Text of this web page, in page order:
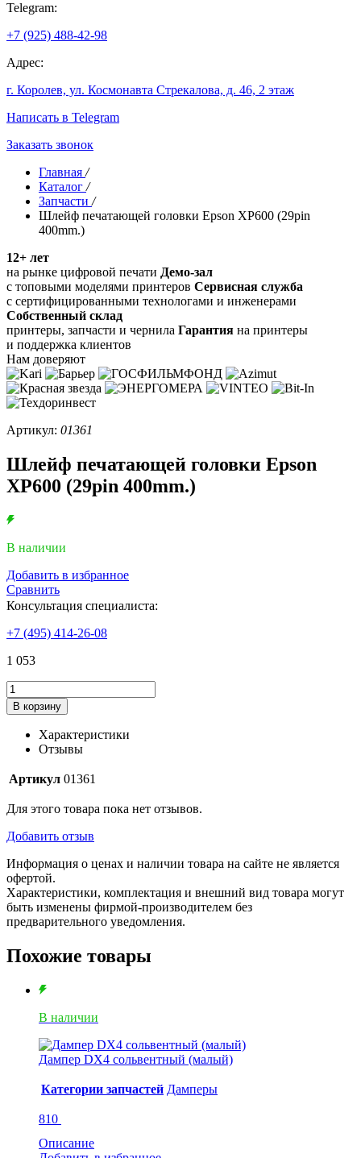
Telegram:
+7 (925) 488-42-98
Адрес:
г. Королев, ул. Космонавта Стрекалова, д. 46, 2 этаж
Написать в Telegram
Заказать звонок
Главная /
Каталог /
Запчасти /
Шлейф печатающей головки Epson XP600 (29pin
400mm.)
12+ лет
на рынке цифровой печати Демо-зал
с топовыми моделями принтеров Сервисная служба
с сертифицированными технологами и инженерами
Собственный склад
принтеры, запчасти и чернила Гарантия на принтеры
и поддержка клиентов
Нам доверяют
Артикул: 01361
Шлейф печатающей головки Epson
XP600 (29pin 400mm.)
В наличии
Добавить в избранное
Сравнить
Консультация специалиста:
+7 (495) 414-26-08
1 053
Количество
товара
Шлейф
печатающей
головки
XP600
(29pin
400mm.)
В корзину
Характеристики
Отзывы
Артикул 01361
Для этого товара пока нет отзывов.
Добавить отзыв
Информация о ценах и наличии товара на сайте не является
офертой.
Характеристики, комплектация и внешний вид товара могут
быть изменены фирмой-производителем без
предварительного уведомления.
Похожие товары
В наличии
Дампер DX4 сольвентный (малый)
Категории запчастей Дамперы
810
Описание